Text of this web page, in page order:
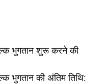
भुगतान शुरू करने की
की अंतिम तिथि: